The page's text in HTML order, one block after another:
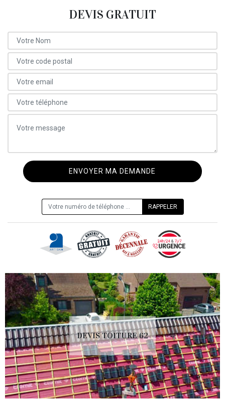
DEVIS GRATUIT
DEVIS TOITURE 62